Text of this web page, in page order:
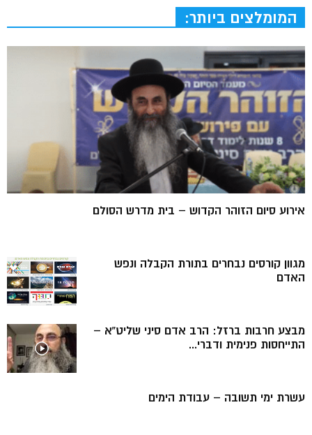
המומלצים ביותר:
אירוע סיום הזוהר הקדוש – בית מדרש הסולם
מגוון קורסים נבחרים בתורת הקבלה ונפש
האדם
מבצע חרבות ברזל: הרב אדם סיני שליט”א –
התייחסות פנימית ודברי...
עשרת ימי תשובה – עבודת הימים